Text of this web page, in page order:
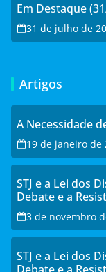
Em Destaque
31 de julho de
Artigos
A Necessidade
19 de janeiro de
STJ e a Lei dos
Debate e a
3 de novembro
STJ e a Lei dos